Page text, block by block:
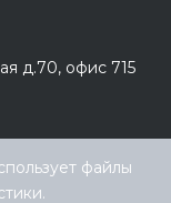
д.70, офис 715
файлы